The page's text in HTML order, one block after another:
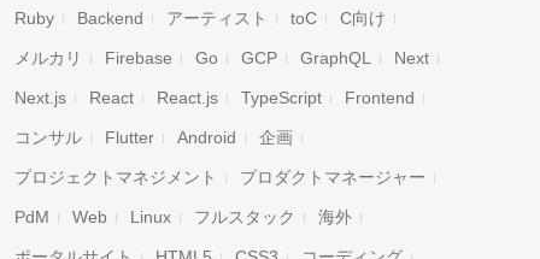
Ruby Backend アーティスト toC C向け
メルカリ Firebase Go GCP GraphQL Next
Next.js React React.js TypeScript Frontend
コンサル Flutter Android 企画
プロジェクトマネジメント プロダクトマネージャー
PdM Web Linux フルスタック 海外